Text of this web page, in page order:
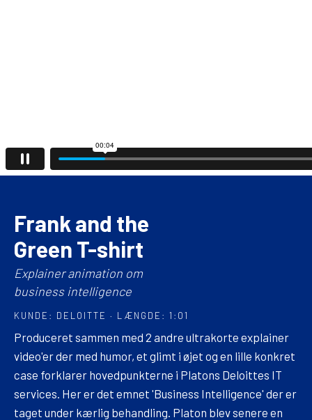
Frank and the
Green T-shirt
Explainer animation om
business intelligence
KUNDE: DELOITTE · LÆNGDE: 1:01
Produceret sammen med 2 andre ultrakorte explainer
video'er der med humor, et glimt i øjet og en lille konkret
case forklarer hovedpunkterne i Platons Deloittes IT
services. Her er det emnet 'Business Intelligence' der er
taget under kærlig behandling. Platon blev senere en